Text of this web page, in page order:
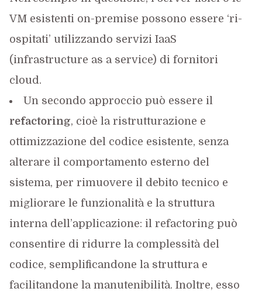
VM esistenti on-premise possono essere ‘ri-
ospitati’ utilizzando servizi IaaS
(infrastructure as a service) di fornitori
cloud.
Un secondo approccio può essere il
refactoring, cioè la ristrutturazione e
ottimizzazione del codice esistente, senza
alterare il comportamento esterno del
sistema, per rimuovere il debito tecnico e
migliorare le funzionalità e la struttura
interna dell’applicazione: il refactoring può
consentire di ridurre la complessità del
codice, semplificandone la struttura e
facilitandone la manutenibilità. Inoltre, esso